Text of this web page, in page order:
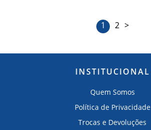
1 2 >
INSTITUCIONAL
Quem Somos
Política de Privacidade
Trocas e Devoluções